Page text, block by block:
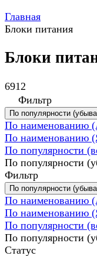
Главная
Блоки питания
Блоки
6912
Фильтр
По популярности
По наименованию
По наименованию
По популярности
По популярности
Фильтр
По популярности
По наименованию
По наименованию
По популярности
По популярности
Статус